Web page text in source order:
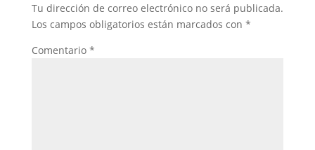
Tu dirección de correo electrónico no será publicada.
Los campos obligatorios están marcados con *
Comentario *